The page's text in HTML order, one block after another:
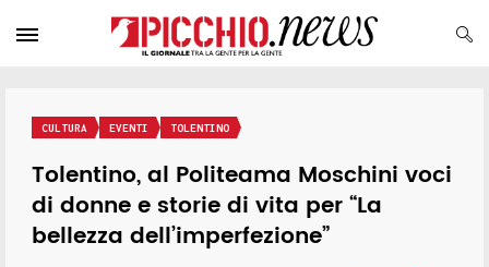
CULTURA EVENTI TOLENTINO
Tolentino, al Politeama Moschini voci
di donne e storie di vita per “La
bellezza dell’imperfezione”